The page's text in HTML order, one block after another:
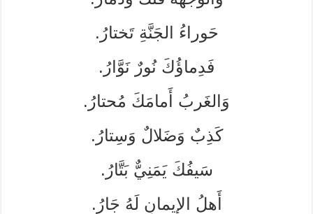
حَوراءُ الجَنَّةِ تَختارُ.
فَدِماؤُكَ نُورٌ نَوَّارُ.
وَالغَربُ أَمامَكَ مُحتارُ.
كَذِبٌ وَضَلالٌ وَسِتارُ.
سَيفُكَ يَمَنِيٌّ بَتَّارُ.
أَهلُ الإِيمانِ لَهُ جَارُ.